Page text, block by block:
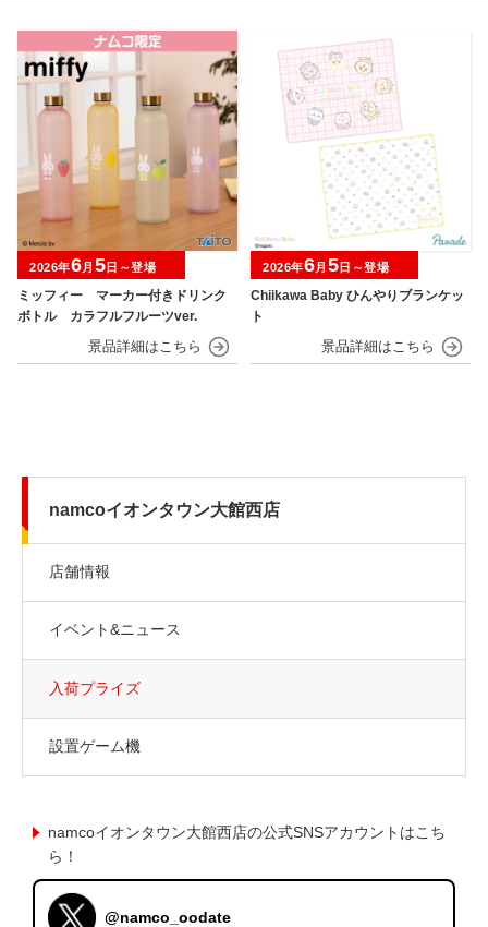
ミッフィー マーカー付きドリンク
ボトル カラフルフルーツver.
2026年6月 5日～登場
Chiikawa Baby ひんやりブランケッ
ト
2026年6月 5日～登場
namcoイオンタウン大館西店
店舗情報
イベント&ニュース
入荷プライズ
設置ゲーム機
namcoイオンタウン大館西店の公式SNSアカウントはこち
ら！
@namco_oodate